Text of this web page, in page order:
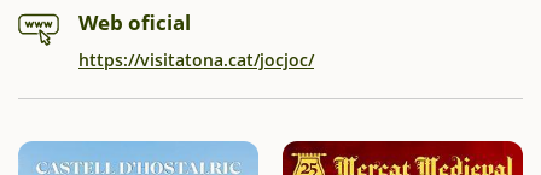
Web oficial
https://visitatona.cat/jocjoc/